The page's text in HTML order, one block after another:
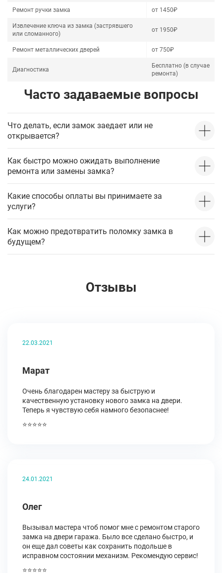
Ремонт ручки замка от 1450₽
Извлечение ключа из замка (застрявшего
или сломанного)
от 1950₽
Ремонт металлических дверей от 750₽
Диагностика
Бесплатно (в случае
ремонта)
Часто задаваемые вопросы
Что делать, если замок заедает или не
открывается?
Как быстро можно ожидать выполнение
ремонта или замены замка?
Какие способы оплаты вы принимаете за
услуги?
Как можно предотвратить поломку замка в
будущем?
Отзывы
22.03.2021
Марат
Очень благодарен мастеру за быструю и
качественную установку нового замка на двери.
Теперь я чувствую себя намного безопаснее!
⭐⭐⭐⭐⭐
24.01.2021
Олег
Вызывал мастера чтоб помог мне с ремонтом старого
замка на двери гаража. Было все сделано быстро, и
он еще дал советы как сохранить подольше в
исправном состоянии механизм. Рекомендую сервис!
⭐⭐⭐⭐⭐